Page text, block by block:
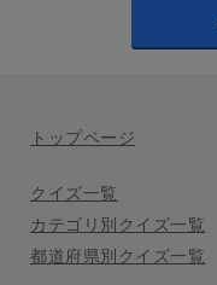
トップページ
クイズ一覧
カテゴリ別クイズ一覧
都道府県別クイズ一覧